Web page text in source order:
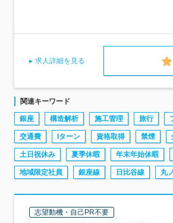
求人詳細を見る
関連キーワード
銀座 構造解析 施工管理 旅行
交通費 Iターン 資格取得 禁煙
土日祝休み 夏季休暇 年末年始休暇
地域限定社員 銀座線 日比谷線 丸
志望動機・自己PR不要